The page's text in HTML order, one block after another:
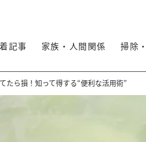
記事 家族・人間関係 掃除
たら損！知って得する“便利な活用術”